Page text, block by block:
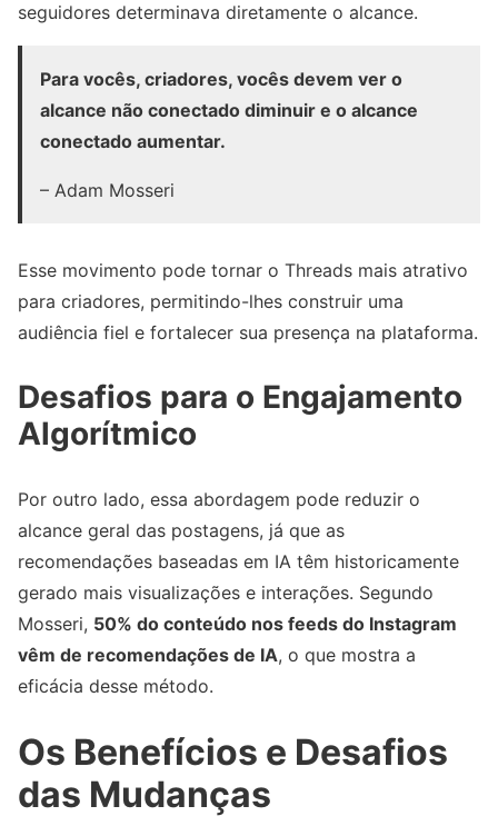
seguidores determinava diretamente o alcance.
Para vocês, criadores, vocês devem ver o
alcance não conectado diminuir e o alcance
conectado aumentar.
– Adam Mosseri
Esse movimento pode tornar o Threads mais atrativo
para criadores, permitindo-lhes construir uma
audiência fiel e fortalecer sua presença na plataforma.
Desafios para o Engajamento
Algorítmico
Por outro lado, essa abordagem pode reduzir o
alcance geral das postagens, já que as
recomendações baseadas em IA têm historicamente
gerado mais visualizações e interações. Segundo
Mosseri, 50% do conteúdo nos feeds do Instagram
vêm de recomendações de IA, o que mostra a
eficácia desse método.
Os Benefícios e Desafios
das Mudanças